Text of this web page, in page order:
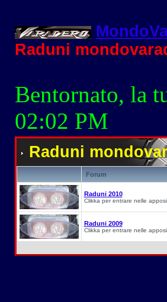
Raduni
Bentornato, la
02:02 PM
Raduni
Forum
Raduni 2010
Clikka per entrare nelle
Raduni 2009
Clikka per entrare nelle